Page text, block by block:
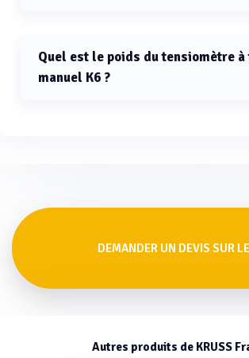
Quel est le poids du tensiomètre
manuel K6 ?
DEMANDER UN DEVIS SUR
Autres produits de KRUSS